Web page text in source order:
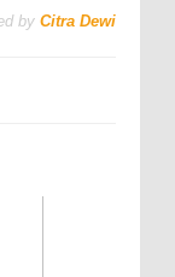
by Citra Dewi